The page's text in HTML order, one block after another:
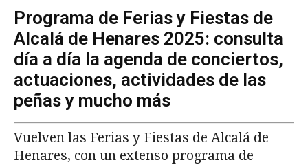
Programa de Ferias y Fiestas de
Alcalá de Henares 2025: consulta
día a día la agenda de conciertos,
actuaciones, actividades de las
peñas y mucho más
Vuelven las Ferias y Fiestas de Alcalá de
Henares, con un extenso programa de